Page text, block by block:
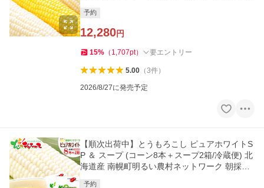
予約
12,280円
15% （ 1,707pt） 要エントリー
5.00（3件）
2026/8/27に発売予定
【順次出荷中】とうもろこし ピュアホワイトS
P ＆ スープ (コーン8本＋スープ2箱/冷蔵便) 北
海道産 南幌町明るい農村ネットワーク 朝採り
予約